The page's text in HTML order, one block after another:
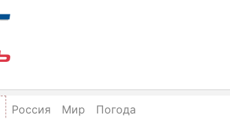
Россия Мир Погода